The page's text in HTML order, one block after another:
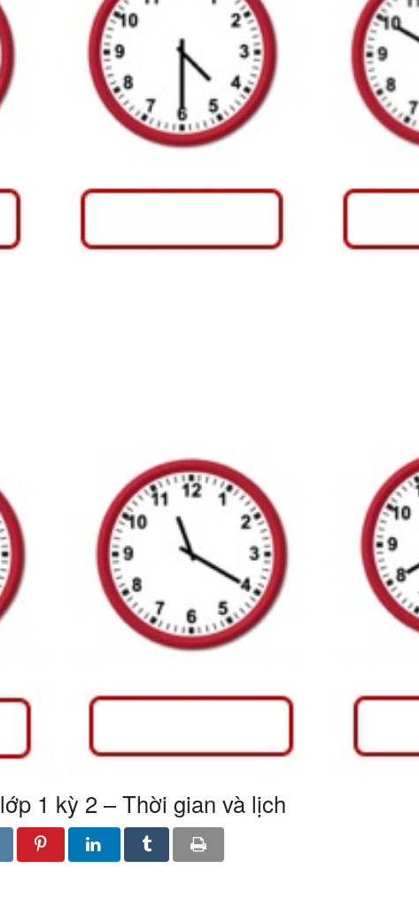
học bằng cả 2 bán cầu não như thế nào?
ngủ với sự phát triển của não bộ
bộ phổ biến ở trẻ
điều kiện ở trẻ sơ sinh
1 kỳ 2 – Thời gian và lịch